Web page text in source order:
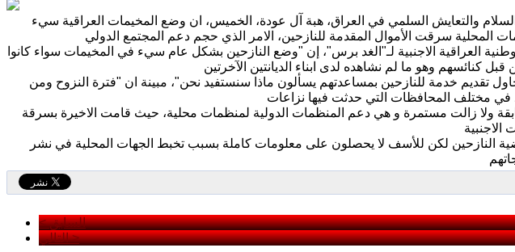
والتعايش السلمي في العراق، هبة آل عودة، الخميس، ان وضع المخيمات العراقية سيء
العراقية الاجنبية لـ"الغد برس"، إن "وضع النازحين بشكل عام سيء في المخيمات سواء كانوا
تقديم خدمة للنازحين بمساعدتهم يسألون ماذا سنستفيد نحن"، مبينة ان "فترة النزوح ومن
ولا زالت مستمرة و هي دعم المنظمات الدولية لمنظمات محلية، حيث قامت الاخيرة بسرقة
النازحين لكن للأسف لا يحصلون على معلومات كاملة بسبب تخبط الجهات المحلية في نشر
< السابق
التالي >